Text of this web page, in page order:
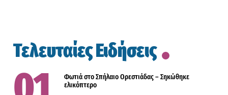
Τελευταίες Ειδήσεις
Φωτιά στο Σπήλαιο Ορεστιάδας – Σηκώθηκε
ελικόπτερο